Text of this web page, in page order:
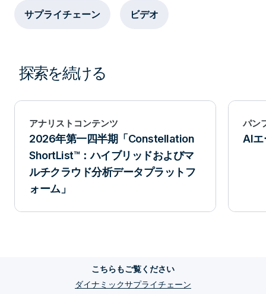
サプライチェーン ビデオ
探索を続ける
アナリストコンテンツ
2026年第一四半期「Constellation
ShortList™：ハイブリッドおよびマ
ルチクラウド分析データプラットフ
ォーム」
パン
AIエ
こちらもご覧ください
ダイナミックサプライチェーン